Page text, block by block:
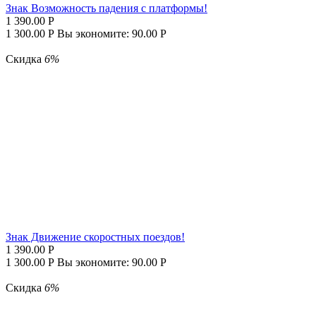
Знак Возможность падения с платформы!
1 390.00 Р
1 300.00 Р Вы экономите: 90.00 Р
Скидка 6%
Знак Движение скоростных поездов!
1 390.00 Р
1 300.00 Р Вы экономите: 90.00 Р
Скидка 6%